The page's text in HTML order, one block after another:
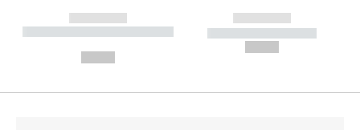
------------
----------- ----------- --------
------------
----------- -----------